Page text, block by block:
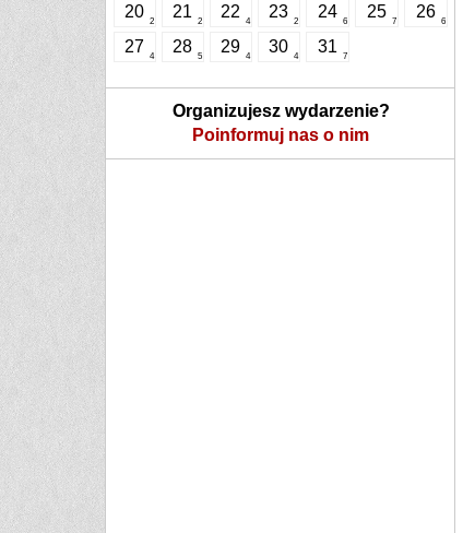
20
2
21
2
22
4
23
2
24
6
25
7
26
6
27
4
28
5
29
4
30
4
31
7
Organizujesz wydarzenie?
Poinformuj nas o nim